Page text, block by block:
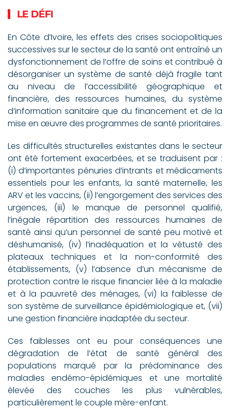
LE DÉFI
En Côte d’Ivoire, les effets des crises sociopolitiques
successives sur le secteur de la santé ont entraîné un
dysfonctionnement de l’offre de soins et contribué à
désorganiser un système de santé déjà fragile tant
au niveau de l’accessibilité géographique et
financière, des ressources humaines, du système
d’information sanitaire que du financement et de la
mise en œuvre des programmes de santé prioritaires.
Les difficultés structurelles existantes dans le secteur
ont été fortement exacerbées, et se traduisent par :
(i) d’importantes pénuries d’intrants et médicaments
essentiels pour les enfants, la santé maternelle, les
ARV et les vaccins, (ii) l’engorgement des services des
urgences, (iii) le manque de personnel qualifié,
l’inégale répartition des ressources humaines de
santé ainsi qu’un personnel de santé peu motivé et
déshumanisé, (iv) l’inadéquation et la vétusté des
plateaux techniques et la non-conformité des
établissements, (v) l’absence d’un mécanisme de
protection contre le risque financier liée à la maladie
et à la pauvreté des ménages, (vi) la faiblesse de
son système de surveillance épidémiologique et, (vii)
une gestion financière inadaptée du secteur.
Ces faiblesses ont eu pour conséquences une
dégradation de l’état de santé général des
populations marqué par la prédominance des
maladies endémo-épidémiques et une mortalité
élevée des couches les plus vulnérables,
particulièrement le couple mère-enfant.